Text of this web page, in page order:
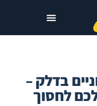
בדלק –
לחסוך